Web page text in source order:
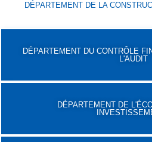
DÉPARTEMENT DE LA
DÉPARTEMENT DU CONTRÔLE
L'AUDIT
DÉPARTEMENT DE